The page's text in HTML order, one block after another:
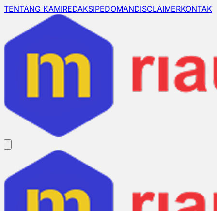
TENTANG KAMIREDAKSIPEDOMANDISCLAIMERKONTAK